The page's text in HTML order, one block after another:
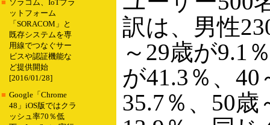
■ ソラコム、IoTプラ
ットフォーム
「SORACOM」と
既存システムを専
用線でつなぐサー
ビスや認証機能な
ど提供開始
[2016/01/28]
■ Google「Chrome
48」iOS版ではクラ
ッシュ率70％低
訳は、男性
～29歳が9.1
が41.3％、40
35.7％、50歳